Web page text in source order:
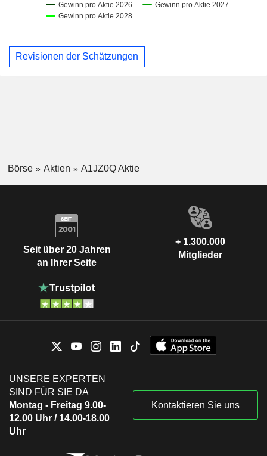
Revisionen der Schätzungen
Börse Aktien A1JZ0Q Aktie
Seit über 20 Jahren
an Ihrer Seite
+ 1.300.000
Mitglieder
UNSERE EXPERTEN
SIND FÜR SIE DA
Montag - Freitag 9.00-
12.00 Uhr / 14.00-18.00
Uhr
Kontaktieren Sie uns